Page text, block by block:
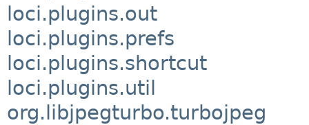
loci.plugins.out
loci.plugins.prefs
loci.plugins.shortcut
loci.plugins.util
org.libjpegturbo.turbojpeg